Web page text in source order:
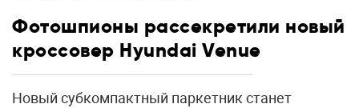
Фотошпионы рассекретили новый
кроссовер Hyundai Venue
Новый субкомпактный паркетник станет